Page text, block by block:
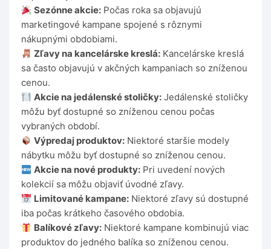
Sezónne akcie: Počas roka sa objavujú
marketingové kampane spojené s rôznymi
nákupnými obdobiami.
Zľavy na kancelárske kreslá: Kancelárske kreslá
sa často objavujú v akčných kampaniach so zníženou
cenou.
Akcie na jedálenské stoličky: Jedálenské stoličky
môžu byť dostupné so zníženou cenou počas
vybraných období.
Výpredaj produktov: Niektoré staršie modely
nábytku môžu byť dostupné so zníženou cenou.
Akcie na nové produkty: Pri uvedení nových
kolekcií sa môžu objaviť úvodné zľavy.
Limitované kampane: Niektoré zľavy sú dostupné
iba počas krátkeho časového obdobia.
Balíkové zľavy: Niektoré kampane kombinujú viac
produktov do jedného balíka so zníženou cenou.